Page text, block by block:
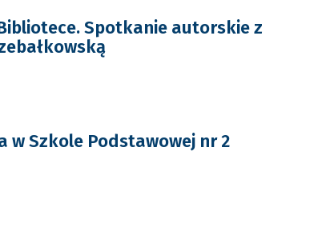
Spotkanie autorskie z
w Szkole Podstawowej nr 2